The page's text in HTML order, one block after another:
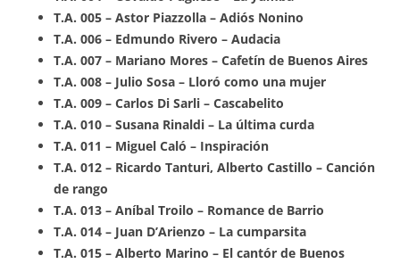
T.A. 005 – Astor Piazzolla – Adiós Nonino
T.A. 006 – Edmundo Rivero – Audacia
T.A. 007 – Mariano Mores – Cafetín de Buenos Aires
T.A. 008 – Julio Sosa – Lloró como una mujer
T.A. 009 – Carlos Di Sarli – Cascabelito
T.A. 010 – Susana Rinaldi – La última curda
T.A. 011 – Miguel Caló – Inspiración
T.A. 012 – Ricardo Tanturi, Alberto Castillo – Canción
de rango
T.A. 013 – Aníbal Troilo – Romance de Barrio
T.A. 014 – Juan D’Arienzo – La cumparsita
T.A. 015 – Alberto Marino – El cantór de Buenos